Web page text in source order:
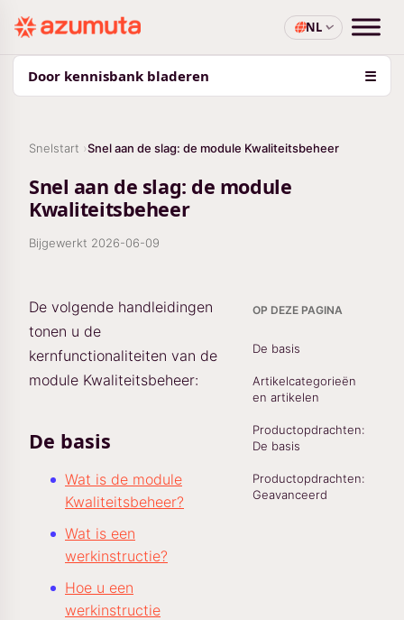
NL
Door kennisbank bladeren ☰
Snelstart Snel aan de slag: de module Kwaliteitsbeheer
Snel aan de slag: de module
Kwaliteitsbeheer
Bijgewerkt 2026-06-09
De volgende handleidingen
tonen u de
kernfunctionaliteiten van de
module Kwaliteitsbeheer:
De basis
Wat is de module
Kwaliteitsbeheer?
Wat is een
werkinstructie?
Hoe u een
werkinstructie
OP DEZE PAGINA
De basis
Artikelcategorieën
en artikelen
Productopdrachten:
De basis
Productopdrachten:
Geavanceerd